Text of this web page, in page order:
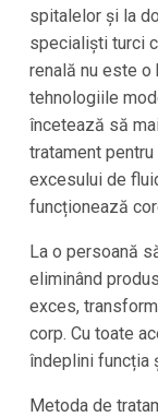
spitalelor și la
specialiști turci
renală nu este o
tehnologiile
încetează să
tratament
excesului de
funcționează
La o persoană
eliminând
exces,
corp. Cu toate
îndeplini funcția
Metoda de